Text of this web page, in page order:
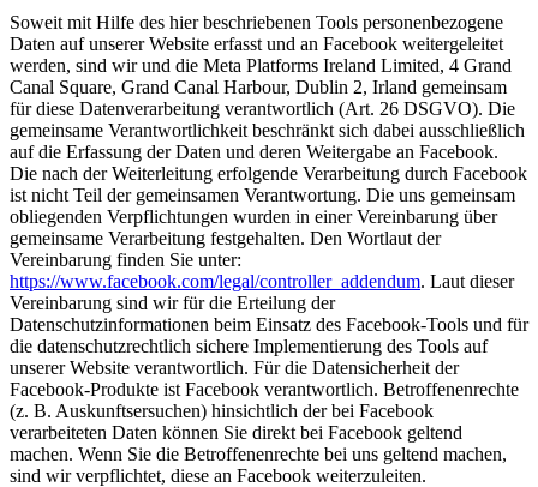
Soweit mit Hilfe des hier beschriebenen Tools personenbezogene
Daten auf unserer Website erfasst und an Facebook weitergeleitet
werden, sind wir und die Meta Platforms Ireland Limited, 4 Grand
Canal Square, Grand Canal Harbour, Dublin 2, Irland gemeinsam
für diese Datenverarbeitung verantwortlich (Art. 26 DSGVO). Die
gemeinsame Verantwortlichkeit beschränkt sich dabei ausschließlich
auf die Erfassung der Daten und deren Weitergabe an Facebook.
Die nach der Weiterleitung erfolgende Verarbeitung durch Facebook
ist nicht Teil der gemeinsamen Verantwortung. Die uns gemeinsam
obliegenden Verpflichtungen wurden in einer Vereinbarung über
gemeinsame Verarbeitung festgehalten. Den Wortlaut der
Vereinbarung finden Sie unter:
https://www.facebook.com/legal/controller_addendum. Laut dieser
Vereinbarung sind wir für die Erteilung der
Datenschutzinformationen beim Einsatz des Facebook-Tools und für
die datenschutzrechtlich sichere Implementierung des Tools auf
unserer Website verantwortlich. Für die Datensicherheit der
Facebook-Produkte ist Facebook verantwortlich. Betroffenenrechte
(z. B. Auskunftsersuchen) hinsichtlich der bei Facebook
verarbeiteten Daten können Sie direkt bei Facebook geltend
machen. Wenn Sie die Betroffenenrechte bei uns geltend machen,
sind wir verpflichtet, diese an Facebook weiterzuleiten.